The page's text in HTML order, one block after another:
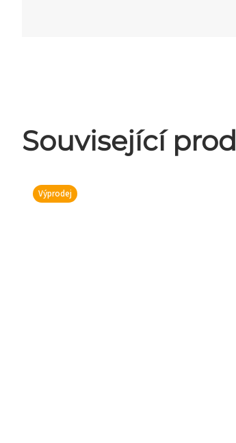
Související
Výprodej